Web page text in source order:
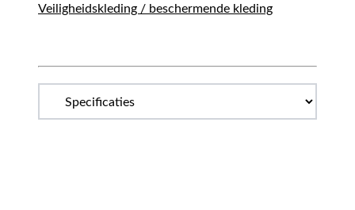
Veiligheidskleding / beschermende kleding